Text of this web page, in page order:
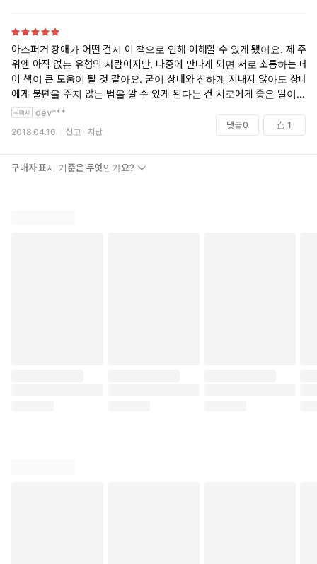
아스퍼거 장애가 어떤 건지 이 책으로 인해 이해할 수 있게 됐어요. 제 주
위엔 아직 없는 유형의 사람이지만, 나중에 만나게 되면 서로 소통하는 데
이 책이 큰 도움이 될 것 같아요. 굳이 상대와 친하게 지내지 않아도 상대
에게 불편을 주지 않는 법을 알 수 있게 된다는 건 서로에게 좋은 일이 될
테니까요.dev***
2018.04.16 신고 차단
댓글0 1
구매자 표시 기준은 무엇인가요?